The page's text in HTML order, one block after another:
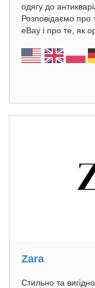
одягу до
Розповідаємо про
eBay і про те, як
Zara
Стильно та